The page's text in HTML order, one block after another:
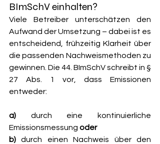
BImSchV einhalten?
Viele Betreiber unterschätzen den
Aufwand der Umsetzung – dabei ist es
entscheidend, frühzeitig Klarheit über
die passenden Nachweismethoden zu
gewinnen. Die 44. BImSchV schreibt in §
27 Abs. 1 vor, dass Emissionen
entweder:
a) durch eine kontinuierliche
Emissionsmessung oder
b) durch einen Nachweis über den